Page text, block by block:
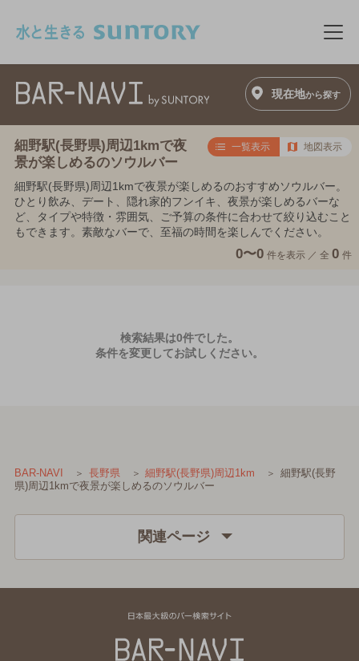
メ
現在地から探す
細野駅(長野県)周辺1kmで夜
景が楽しめるのソウルバー
一覧表示 地図表示
細野駅(長野県)周辺1kmで夜景が楽しめるのおすすめソウルバー。
ひとり飲み、デート、隠れ家的フンイキ、夜景が楽しめるバーな
ど、タイプや特徴・雰囲気、ご予算の条件に合わせて絞り込むこと
もできます。素敵なバーで、至福の時間を楽しんでください。
0〜0 件を表示 ／ 全 0 件
検索結果は0件でした。
条件を変更してお試しください。
BAR-NAVI 長野県 細野駅(長野県)周辺1km
細野駅(長野
県)周辺1kmで夜景が楽しめるのソウルバー
関連ページ